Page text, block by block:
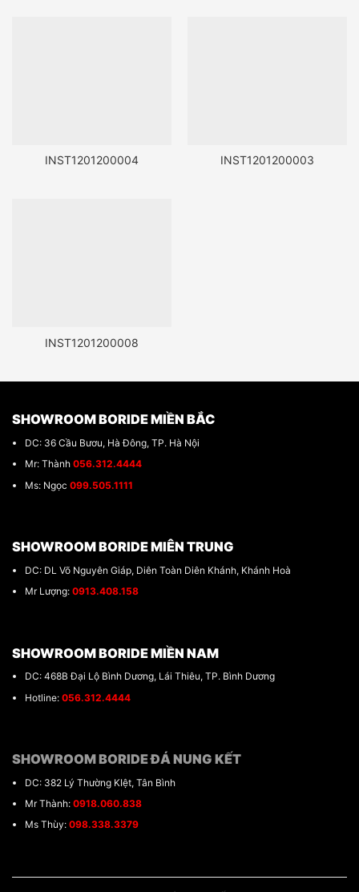
INST1201200004 INST1201200003
INST1201200008
SHOWROOM BORIDE MIỀN BẮC
DC: 36 Cầu Bươu, Hà Đông, TP. Hà Nội
Mr: Thành 056.312.4444
Ms: Ngọc 099.505.1111
SHOWROOM BORIDE MIÊN TRUNG
DC: DL Võ Nguyên Giáp, Diên Toàn Diên Khánh, Khánh Hoà
Mr Lượng: 0913.408.158
SHOWROOM BORIDE MIỀN NAM
DC: 468B Đại Lộ Bình Dương, Lái Thiêu, TP. Bình Dương
Hotline: 056.312.4444
SHOWROOM BORIDE ĐÁ NUNG KẾT
DC: 382 Lý Thường KIệt, Tân Bình
Mr Thành: 0918.060.838
Ms Thùy: 098.338.3379